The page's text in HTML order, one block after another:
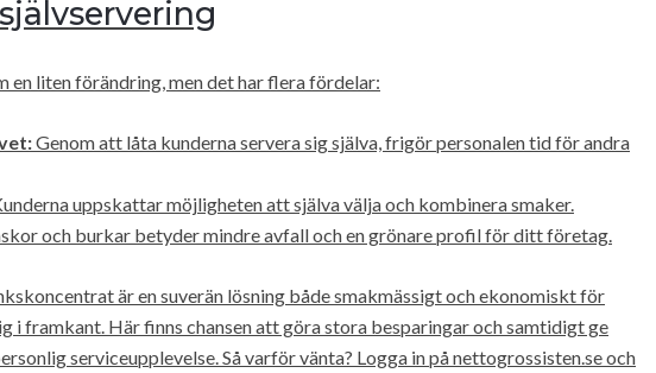
en liten förändring, men det har flera fördelar:
Genom att låta kunderna servera sig själva, frigör personalen tid för andra
uppskattar möjligheten att själva välja och kombinera smaker.
och burkar betyder mindre avfall och en grönare profil för ditt företag.
är en suverän lösning både smakmässigt och ekonomiskt för
i framkant. Här finns chansen att göra stora besparingar och samtidigt ge
serviceupplevelse. Så varför vänta? Logga in på nettogrossisten.se och